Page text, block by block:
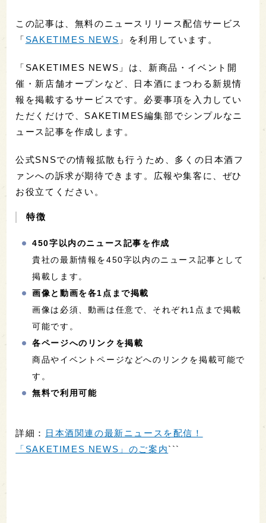
この記事は、無料のニュースリリース配信サービス
「 SAKETIMES NEWS 」を利用しています。
「SAKETIMES NEWS」は、新商品・イベント開
催・新店舗オープンなど、日本酒にまつわる新規情
報を掲載するサービスです。必要事項を入力してい
ただくだけで、SAKETIMES編集部でシンプルなニ
ュース記事を作成します。
公式SNSでの情報拡散も行うため、多くの日本酒フ
ァンへの訴求が期待できます。広報や集客に、ぜひ
お役立てください。
特徴
450字以内のニュース記事を作成
貴社の最新情報を450字以内のニュース記事として
掲載します。
画像と動画を各1点まで掲載
画像は必須、動画は任意で、それぞれ1点まで掲載
可能です。
各ページへのリンクを掲載
商品やイベントページなどへのリンクを掲載可能で
す。
無料で利用可能
詳細：
日本酒関連の最新ニュースを配信！
「SAKETIMES NEWS」のご案内```